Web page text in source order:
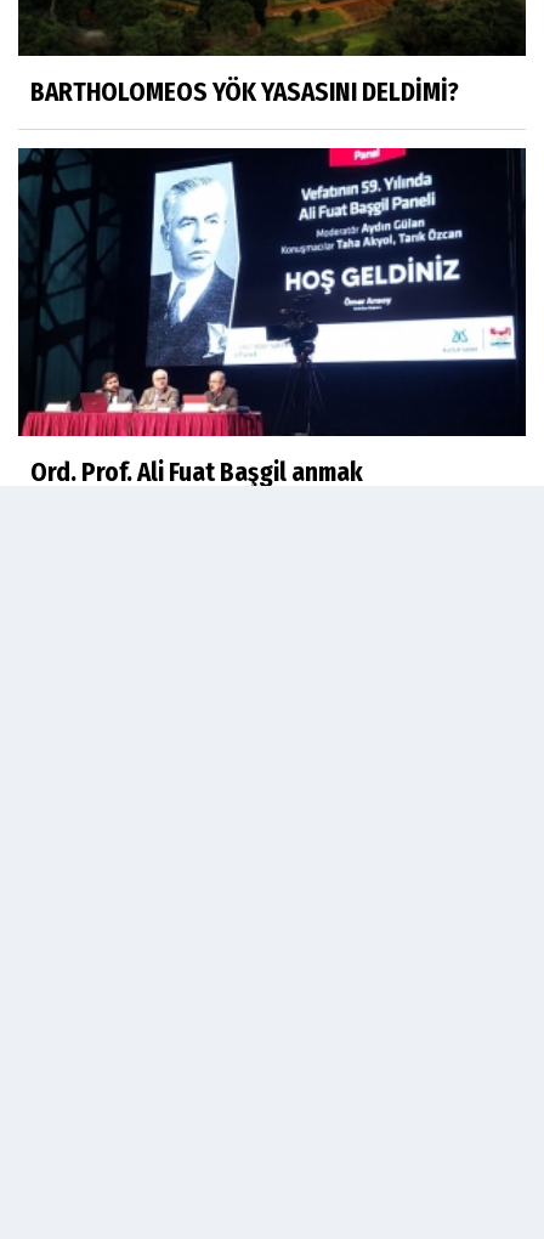
BARTHOLOMEOS YÖK YASASINI DELDİMİ?
Ord. Prof. Ali Fuat Başgil anmak